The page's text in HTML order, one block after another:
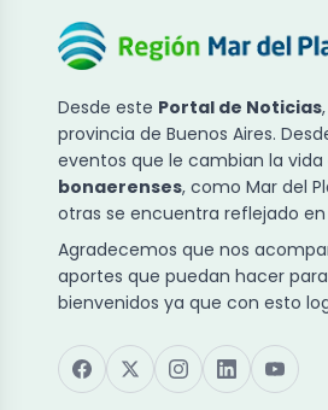
Desde este Portal de Noticias
provincia de Buenos Aires.
eventos que le cambian la vida
bonaerenses, como Mar del
otras se encuentra reflejado
Agradecemos que nos
aportes que puedan hacer
bienvenidos ya que con esto